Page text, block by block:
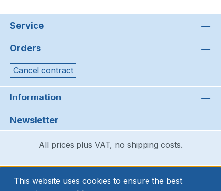
Service
Orders
Cancel contract
Information
Newsletter
All prices plus VAT, no shipping costs.
This website uses cookies to ensure the best